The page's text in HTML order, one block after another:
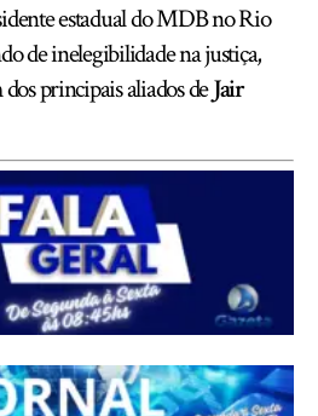
estadual do MDB no Rio
de inelegibilidade na justiça,
principais aliados deJair